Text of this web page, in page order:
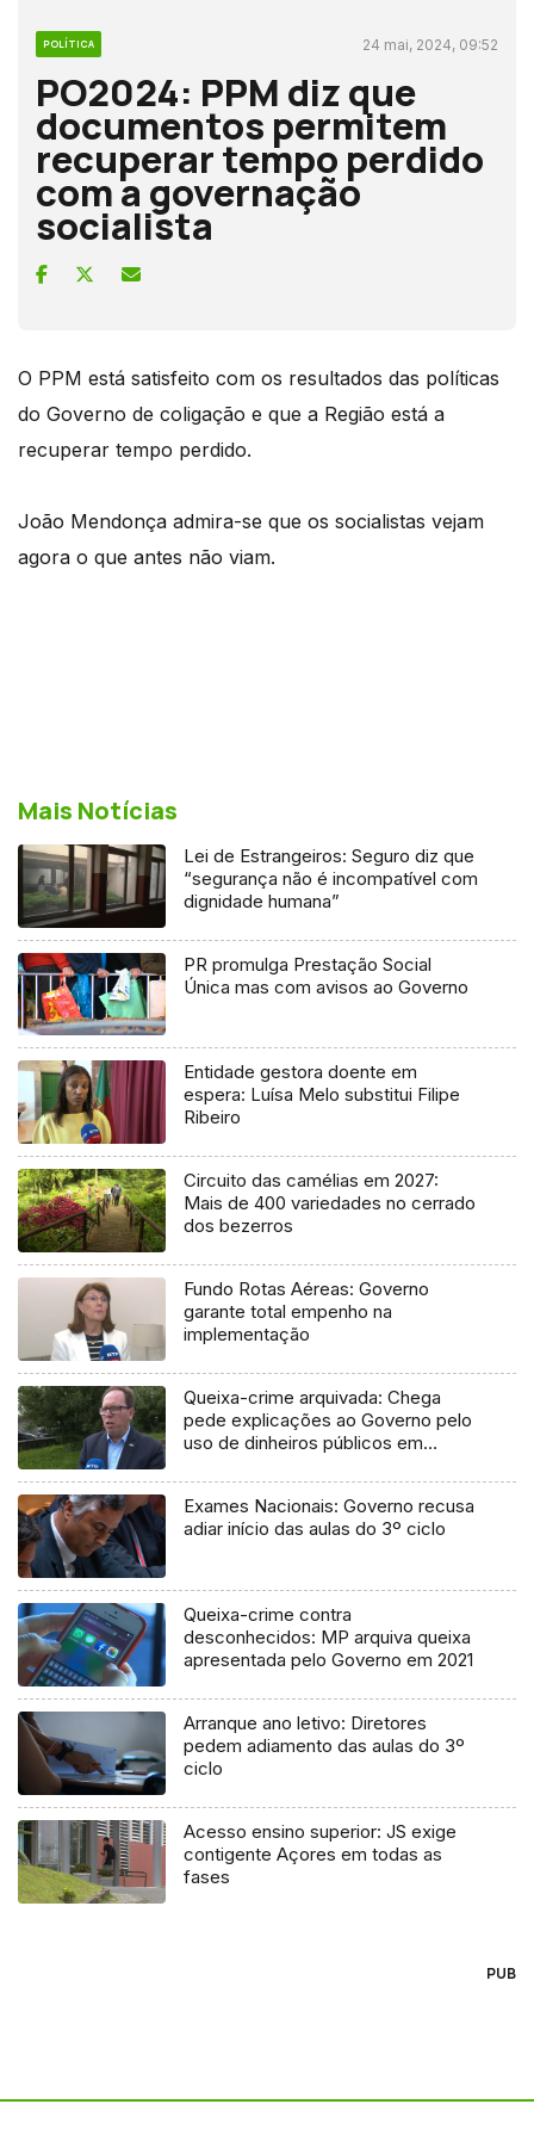
POLÍTICA 24 mai, 2024, 09:52
PO2024: PPM diz que
documentos permitem
recuperar tempo perdido
com a governação
socialista
O PPM está satisfeito com os resultados das políticas
do Governo de coligação e que a Região está a
recuperar tempo perdido.
João Mendonça admira-se que os socialistas vejam
agora o que antes não viam.
Mais Notícias
Lei de Estrangeiros: Seguro diz que
“segurança não é incompatível com
dignidade humana”
PR promulga Prestação Social
Única mas com avisos ao Governo
Entidade gestora doente em
espera: Luísa Melo substitui Filipe
Ribeiro
Circuito das camélias em 2027:
Mais de 400 variedades no cerrado
dos bezerros
Fundo Rotas Aéreas: Governo
garante total empenho na
implementação
Queixa-crime arquivada: Chega
pede explicações ao Governo pelo
uso de dinheiros públicos em
Exames Nacionais: Governo recusa
adiar início das aulas do 3º ciclo
Queixa-crime contra
desconhecidos: MP arquiva queixa
apresentada pelo Governo em 2021
Arranque ano letivo: Diretores
pedem adiamento das aulas do 3º
ciclo
Acesso ensino superior: JS exige
contigente Açores em todas as
fases
PUB